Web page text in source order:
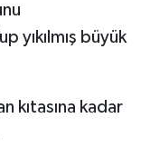
yıkılmış büyük
kıtasına kadar